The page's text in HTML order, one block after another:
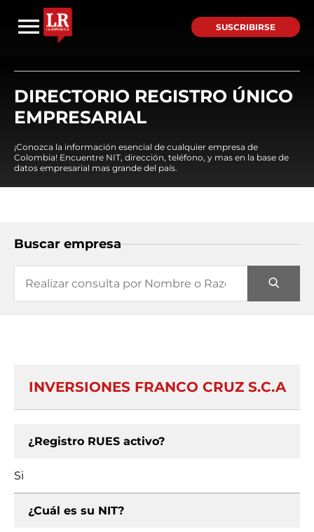
SUSCRIBIRSE
DIRECTORIO REGISTRO ÚNICO
EMPRESARIAL
¡Conozca la información esencial de cualquier empresa de
Colombia! Encuentre NIT, dirección, teléfono, y mas en la base de
datos empresarial mas grande del país.
Buscar empresa
INVERSIONES FRANCO CRUZ S.C.A
¿Registro RUES activo?
Si
¿Cuál es su NIT?